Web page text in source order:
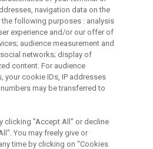
údajů k marketingovým
navigation data on the
following purposes : analysis
experience and/or our offer of
audience measurement and
networks; display of
content. For audience
your cookie IDs, IP addresses
may be transferred to
clicking "Accept All" or decline
You may freely give or
time by clicking on "Cookies